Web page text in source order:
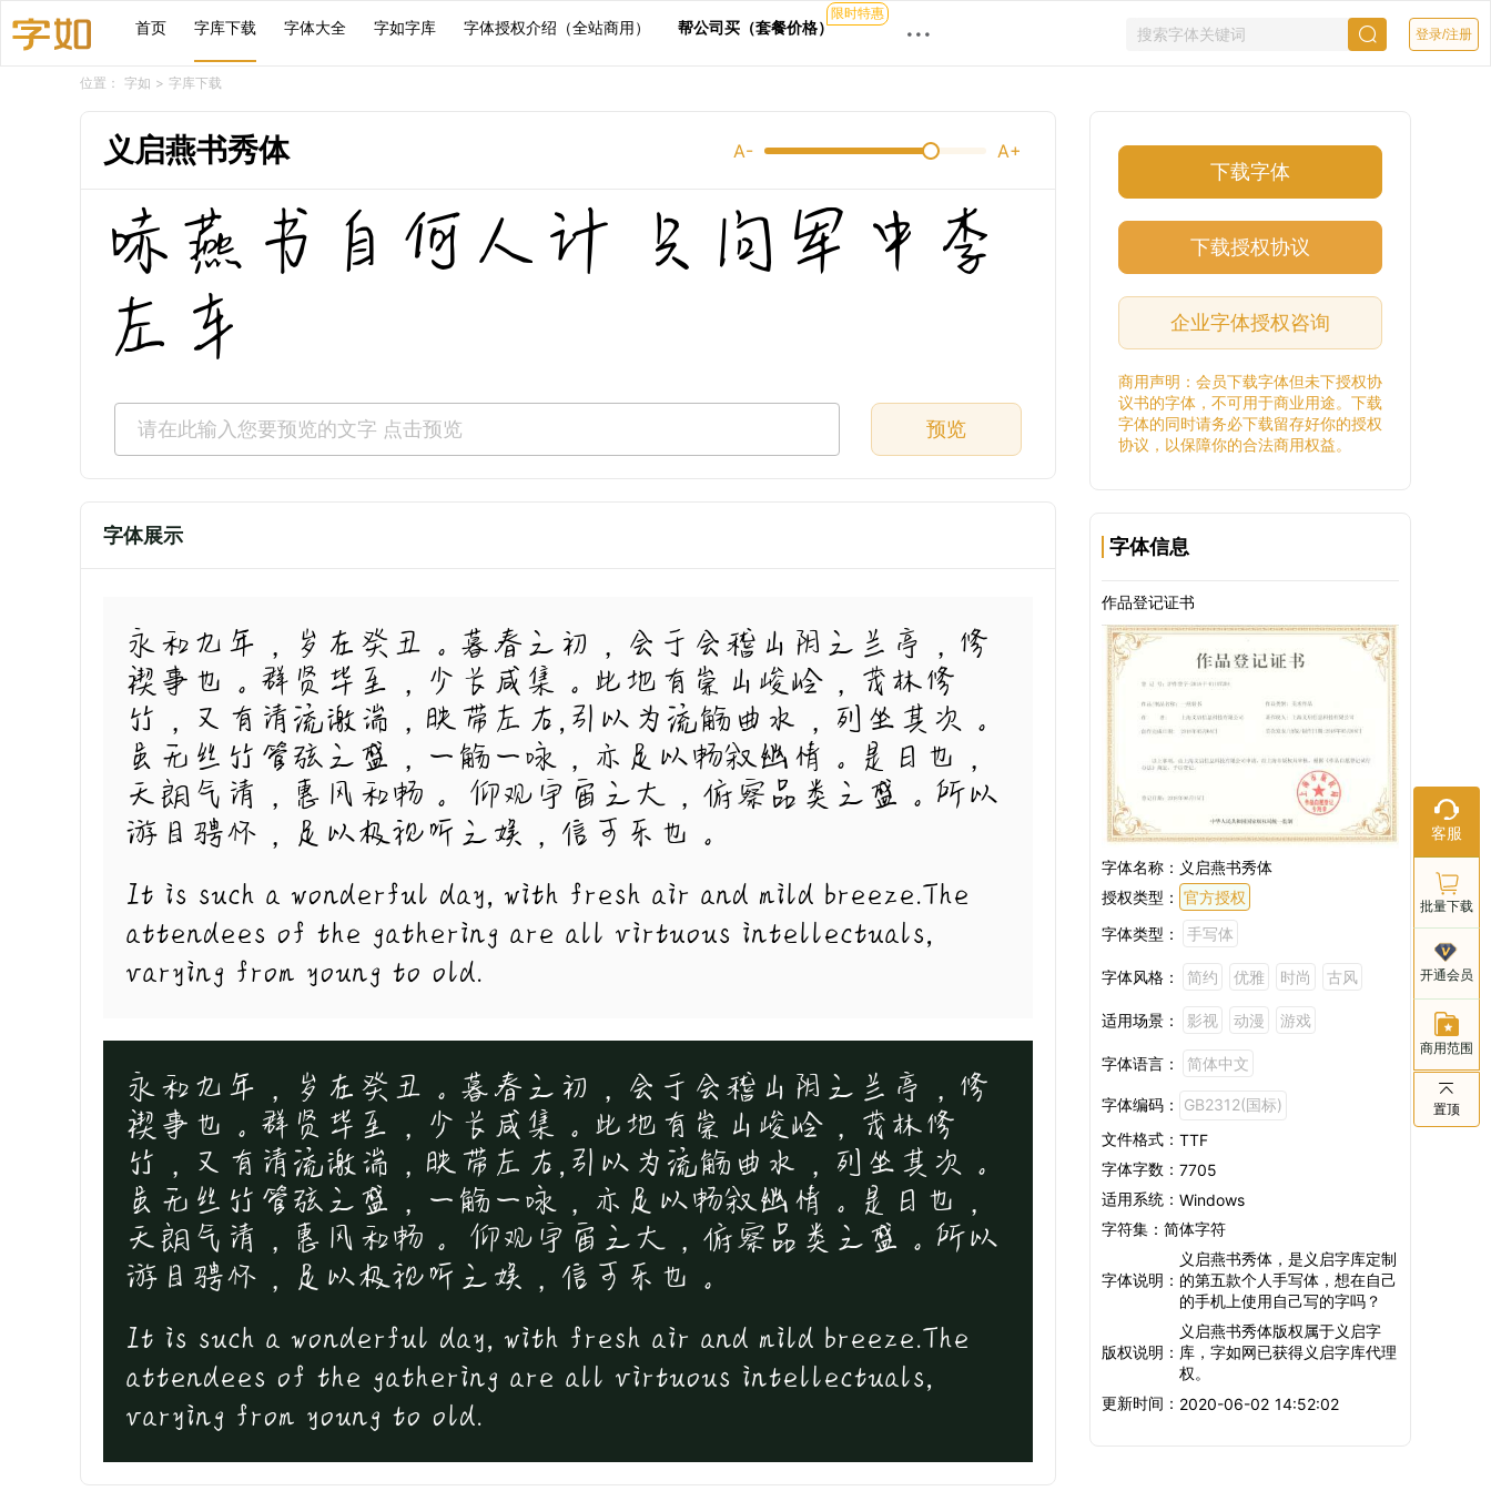
首页 字库下载 字体大全 字如字库 字体授权介绍（全站商用） 帮公司买（套餐价格）限时特惠 ··· 登录/注册
位置： 字如 > 字库下载
义启燕书秀体 A- A+
哧燕书自何人计 只问军中李
左车
预览
字体展示
永和九年，岁在癸丑。暮春之初，会于会稽山阴之兰亭，修
禊事也。群贤毕至，少长咸集。此地有崇山峻岭，茂林修
竹，又有清流激湍，映带左右,引以为流觞曲水，列坐其次。
虽无丝竹管弦之盛，一觞一咏，亦足以畅叙幽情。是日也，
天朗气清，惠风和畅。 仰观宇宙之大，俯察品类之盛。所以
游目骋怀，足以极视听之娱，信可乐也。
It is such a wonderful day, with fresh air and mild breeze.The
attendees of the gathering are all virtuous intellectuals,
varying from young to old.
永和九年，岁在癸丑。暮春之初，会于会稽山阴之兰亭，修
禊事也。群贤毕至，少长咸集。此地有崇山峻岭，茂林修
竹，又有清流激湍，映带左右,引以为流觞曲水，列坐其次。
虽无丝竹管弦之盛，一觞一咏，亦足以畅叙幽情。是日也，
天朗气清，惠风和畅。 仰观宇宙之大，俯察品类之盛。所以
游目骋怀，足以极视听之娱，信可乐也。
It is such a wonderful day, with fresh air and mild breeze.The
attendees of the gathering are all virtuous intellectuals,
varying from young to old.
下载字体
下载授权协议
企业字体授权咨询
商用声明：会员下载字体但未下授权协
议书的字体，不可用于商业用途。下载
字体的同时请务必下载留存好你的授权
协议，以保障你的合法商用权益。
字体信息
作品登记证书
字体名称： 义启燕书秀体
授权类型： 官方授权
字体类型：
手写体
字体风格： 简约 优雅 时尚 古风
适用场景： 影视 动漫 游戏
字体语言： 简体中文
字体编码：
GB2312(国标)
文件格式： TTF
字体字数： 7705
适用系统： Windows
字符集： 简体字符
字体说明：
义启燕书秀体，是义启字库定制
的第五款个人手写体，想在自己
的手机上使用自己写的字吗？
版权说明：
义启燕书秀体版权属于义启字
库，字如网已获得义启字库代理
权。
更新时间： 2020-06-02 14:52:02
客服
在线客服
工作日
客服电话
021-
批量下载
开通会员
商用范围
置顶